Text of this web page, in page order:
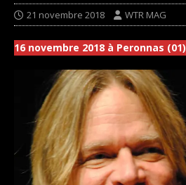
21 novembre 2018 WTR MAG
16 novembre 2018 à Peronnas (01)